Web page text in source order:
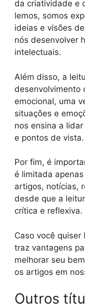
da criatividade e
lemos, somos
ideias e visões
nós desenvolver
intelectuais.
Além disso, a
desenvolvimento
emocional, uma
situações e
nos ensina a
e pontos de vista.
Por fim, é
é limitada
artigos, notícias,
desde que a
crítica e reflexiva.
Caso você
traz vantagens
melhorar seu
os artigos em
Outros